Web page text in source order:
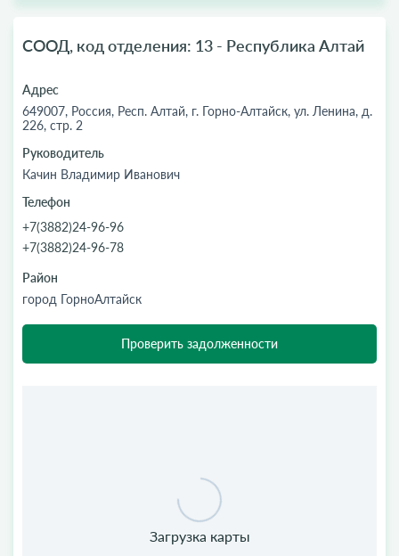
СООД, код отделения: 13 - Республика Алтай
Адрес
649007, Россия, Респ. Алтай, г. Горно-Алтайск, ул. Ленина, д.
226, стр. 2
Руководитель
Качин Владимир Иванович
Телефон
+7(3882)24-96-96
+7(3882)24-96-78
Район
город ГорноАлтайск
Проверить задолженности